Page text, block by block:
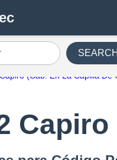
Capiro (Cab. En La Capilla De